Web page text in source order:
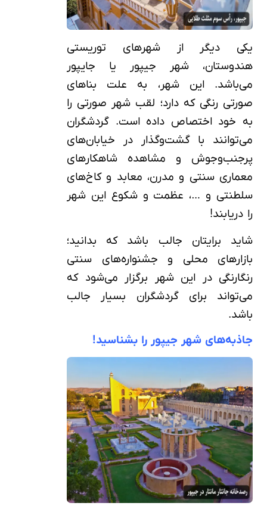
یکی دیگر از شهرهای توریستی
هندوستان، شهر جیپور یا جایپور
می‌باشد. این شهر، به علت بناهای
صورتی رنگی که دارد؛ لقب شهر صورتی را
به خود اختصاص داده است. گردشگران
می‌توانند با گشت‌وگذار در خیابان‌های
پرجنب‌وجوش و مشاهده شاهکارهای
معماری سنتی و مدرن، معابد و کاخ‌های
سلطنتی و …، عظمت و شکوع این شهر
را دریابند!
شاید برایتان جالب باشد که بدانید؛
بازارهای محلی و جشنواره‌های سنتی
رنگارنگی در این شهر برگزار می‌شود که
می‌تواند برای گردشگران بسیار جالب
باشد.
جاذبه‌های شهر جیپور را بشناسید!